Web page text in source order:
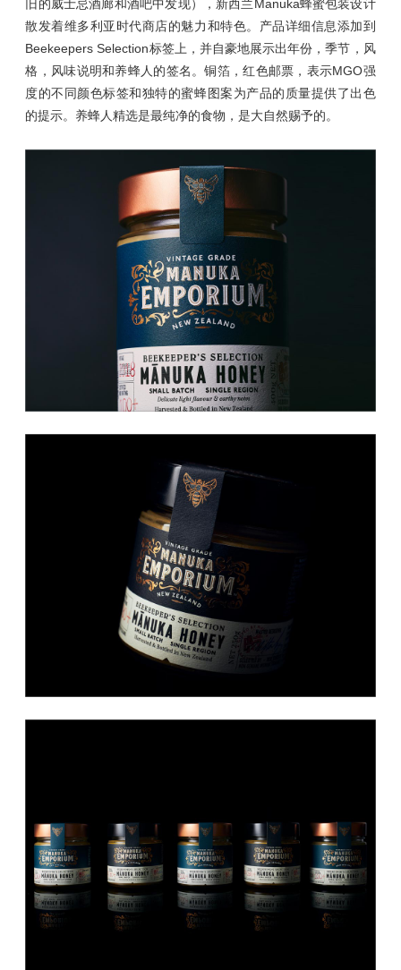
旧的威士忌酒廊和酒吧中发现），新西兰Manuka蜂蜜包装设计
散发着维多利亚时代商店的魅力和特色。产品详细信息添加到
Beekeepers Selection标签上，并自豪地展示出年份，季节，风
格，风味说明和养蜂人的签名。铜箔，红色邮票，表示MGO强
度的不同颜色标签和独特的蜜蜂图案为产品的质量提供了出色
的提示。养蜂人精选是最纯净的食物，是大自然赐予的。